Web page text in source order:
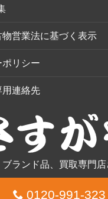
営業法に基づく表示
リシー
用連絡先
ブランド品、買取専門
0120-991-323